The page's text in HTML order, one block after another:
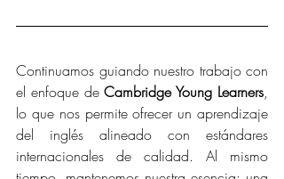
Continuamos guiando nuestro trabajo con
el enfoque de Cambridge Young Learners,
lo que nos permite ofrecer un aprendizaje
del inglés alineado con estándares
internacionales de calidad. Al mismo